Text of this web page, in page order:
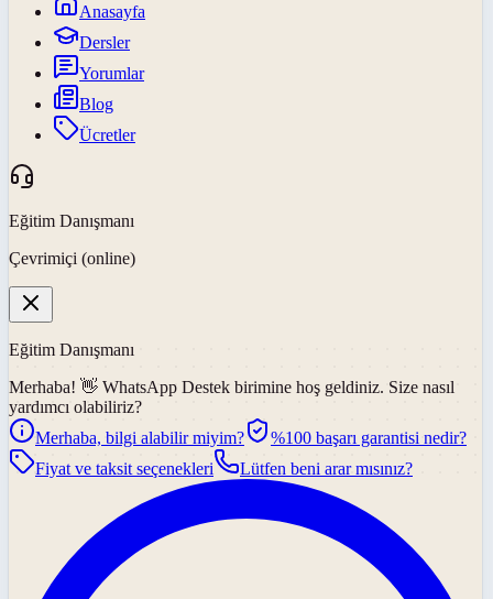
Anasayfa
Dersler
Yorumlar
Blog
Ücretler
Eğitim Danışmanı
Çevrimiçi (online)
Eğitim Danışmanı
Merhaba! 👋 WhatsApp Destek birimine hoş geldiniz. Size nasıl
yardımcı olabiliriz?
Merhaba, bilgi alabilir miyim?
%100 başarı garantisi nedir?
Fiyat ve taksit seçenekleri
Lütfen beni arar mısınız?